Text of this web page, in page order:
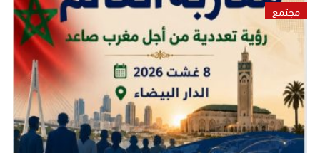
مجتمع